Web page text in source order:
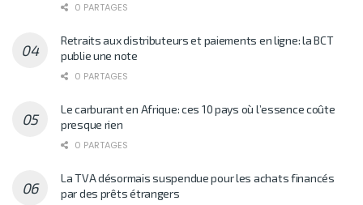
0 PARTAGES
Retraits aux distributeurs et paiements en ligne: la BCT
publie une note
0 PARTAGES
Le carburant en Afrique: ces 10 pays où l’essence coûte
presque rien
0 PARTAGES
La TVA désormais suspendue pour les achats financés
par des prêts étrangers